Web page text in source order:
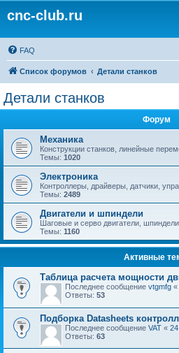
cnc-club.ru
FAQ
Список форумов Детали станков
Детали станков
Форум
Механика
Конструкции станков, линейные
Темы: 1020
Электроника
Контроллеры, драйверы, датчики,
Темы: 2489
Двигатели и шпиндели
Шаговые и серво двигатели,
Темы: 1160
Активные
Таблица расчета мощности
Последнее сообщение vtgmfg «
Ответы: 53
Подборка Datasheets
Последнее сообщение VAT «
Ответы: 63